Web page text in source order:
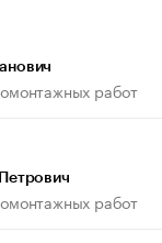
работ
работ